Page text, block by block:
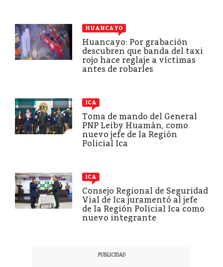
HUANCAYO
Huancayo: Por grabación
descubren que banda del taxi
rojo hace reglaje a víctimas
antes de robarles
ICA
Toma de mando del General
PNP Leiby Huamán, como
nuevo jefe de la Región
Policial Ica
ICA
Consejo Regional de Seguridad
Vial de Ica juramentó al jefe
de la Región Policial Ica como
nuevo integrante